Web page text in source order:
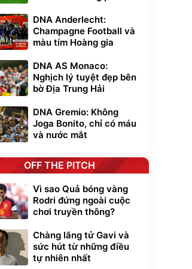
ô tô
lớp
đ
Xe đạp điện trợ
gấp gọn bỏ cốp
tiện lợi
9.900.000đ
7.092.000đ
Đang xem nhiều
G-FORCE VIETNA
DNA Anderlecht:
Champagne Football và
màu tím Hoàng gia
DNA AS Monaco:
Nghịch lý tuyệt đẹp bên
bờ Địa Trung Hải
DNA Gremio: Không
Joga Bonito, chỉ có máu
và nước mắt
OFF THE PITCH
Vì sao Quả bóng vàng
Rodri đứng ngoài cuộc
chơi truyền thông?
Chàng lãng tử Gavi và
sức hút từ những điều
tự nhiên nhất